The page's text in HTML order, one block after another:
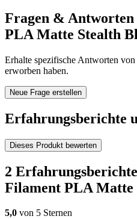
Fragen &
PLA Matte Stealth
Erhalte spezifische Antworten
erworben haben.
Neue Frage erstellen
Erfahrungsberichte
Dieses Produkt bewerten
2
Filament PLA Matte
5,0 von 5 Sternen